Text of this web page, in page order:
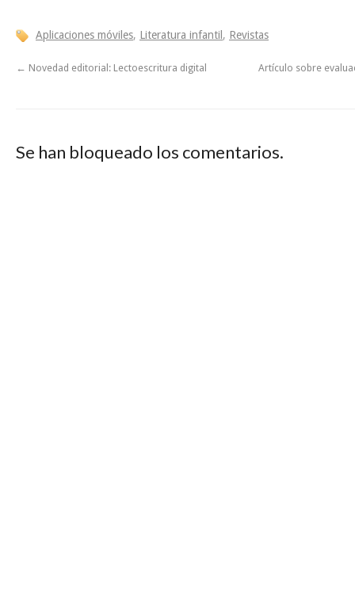
Aplicaciones móviles, Literatura infantil , Revistas
← Novedad editorial: Lectoescritura digital Artículo sobre
Se han bloqueado los comentarios.